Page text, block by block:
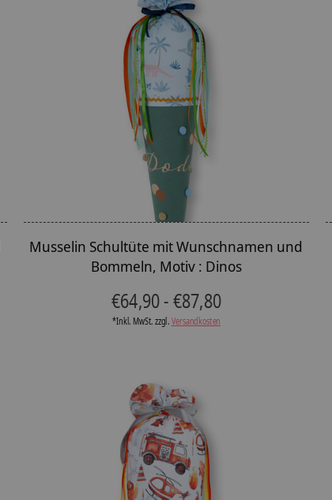
Musselin Schultüte mit Wunschnamen und
Bommeln, Motiv : Dinos
€64,90 - €87,80
*Inkl. MwSt. zzgl.Versandkosten